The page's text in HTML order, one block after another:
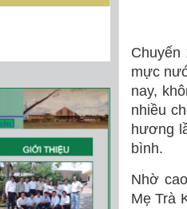
mực
nay,
nhiều
hương
bình.
Nhờ
Mẹ Trà